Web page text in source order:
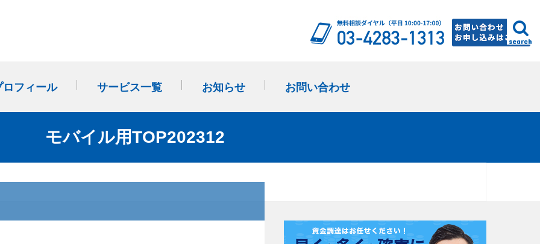
search
ロフィール サービス一覧
ら始まる「経営管理」
け）
ートナー)
お知らせ お問い合わせ
モバイル用TOP202312